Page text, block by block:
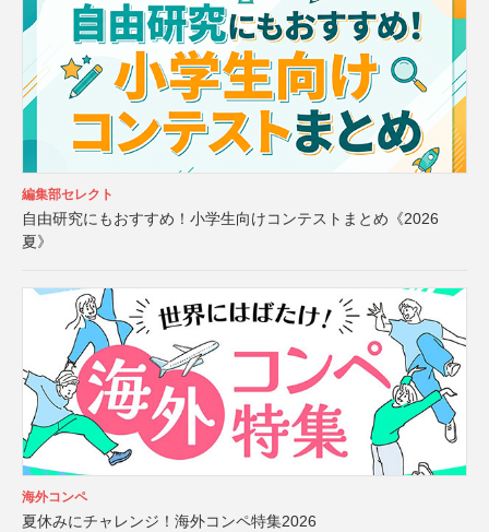
編集部セレクト
自由研究にもおすすめ！小学生向けコンテストまとめ《2026
夏》
海外コンペ
夏休みにチャレンジ！海外コンペ特集2026